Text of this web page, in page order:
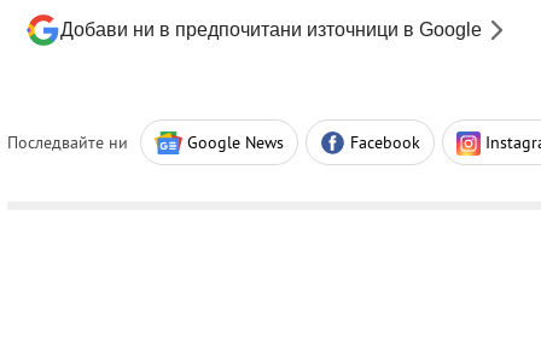
Добави ни в предпочитани източници в Google
Последвайте ни Google News Facebook